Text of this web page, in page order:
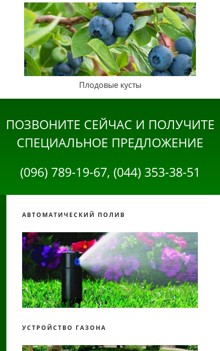
Плодовые кусты
ПОЗВОНИТЕ СЕЙЧАС И ПОЛУЧИТЕ
СПЕЦИАЛЬНОЕ ПРЕДЛОЖЕНИЕ
(096) 789-19-67, (044) 353-38-51
АВТОМАТИЧЕСКИЙ ПОЛИВ
УСТРОЙСТВО ГАЗОНА